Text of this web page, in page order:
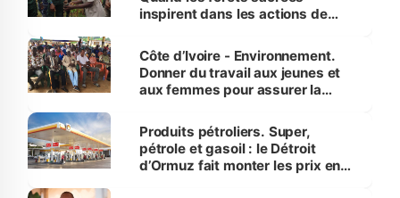
inspirent dans les actions de
Côte d’Ivoire - Environnement.
Donner du travail aux jeunes et
aux femmes pour assurer la
menacées
Produits pétroliers. Super,
pétrole et gasoil : le Détroit
d’Ormuz fait monter les prix en